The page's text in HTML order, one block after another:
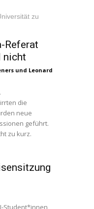
Referat
nicht
und Leonard
die
neue
geführt.
zu kurz.
Student*innen